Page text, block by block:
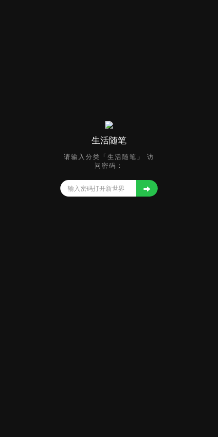
生活随笔
请输入分类「生活随笔」 访
问密码：